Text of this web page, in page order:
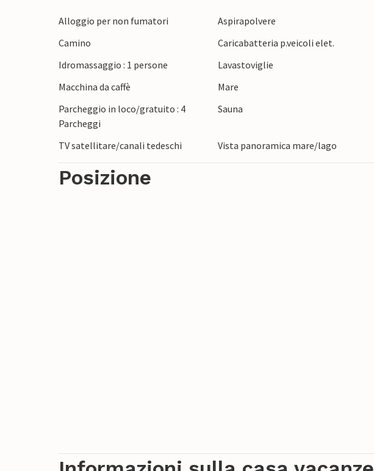
Alloggio per non fumatori Aspirapolvere
Camino
Caricabatteria p.veicoli elet.
Idromassaggio : 1 persone
Lavastoviglie
Macchina da caffè
Mare
Parcheggio in loco/gratuito : 4
Parcheggi
Sauna
TV satellitare/canali tedeschi Vista panoramica mare/lago
Posizione